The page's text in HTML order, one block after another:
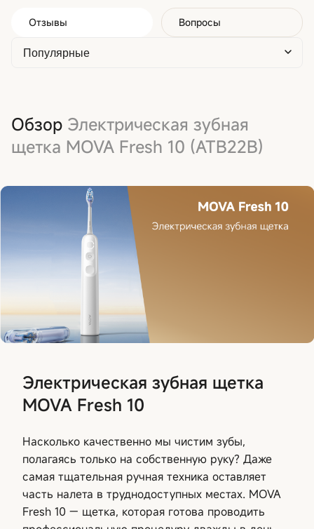
Отзывы Вопросы
Обзор Электрическая зубная
щетка MOVA Fresh 10 (ATB22B)
Электрическая зубная щетка
MOVA Fresh 10
Насколько качественно мы чистим зубы,
полагаясь только на собственную руку? Даже
самая тщательная ручная техника оставляет
часть налета в труднодоступных местах. MOVA
Fresh 10 — щетка, которая готова проводить